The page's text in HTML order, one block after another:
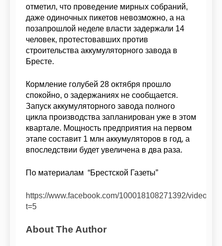
отметил, что проведение мирных собраний,
даже одиночных пикетов невозможно, а на
позапрошлой неделе власти задержали 14
человек, протестовавших против
строительства аккумуляторного завода в
Бресте.
Кормление голубей 28 октября прошло
спокойно, о задержаниях не сообщается.
Запуск аккумуляторного завода полного
цикла производства запланирован уже в этом
квартале. Мощность предприятия на первом
этапе составит 1 млн аккумуляторов в год, а
впоследствии будет увеличена в два раза.
По материалам “Брестской Газеты”
https://www.facebook.com/100018108271392/videos/
t=5
About The Author